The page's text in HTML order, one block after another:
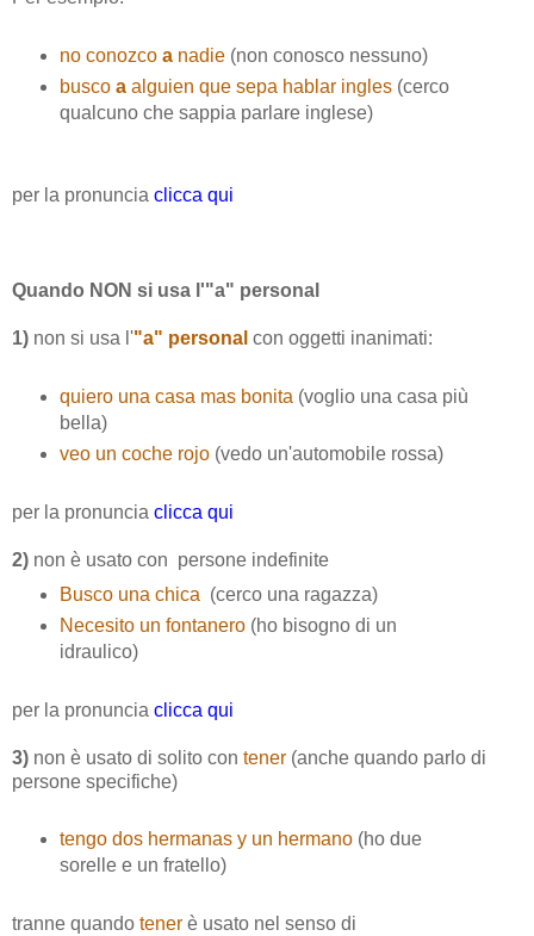
no conozco anadie(non conosco nessuno)
busco aalguien que sepa hablar ingles(cerco
qualcuno che sappia parlare inglese)
per la pronuncia clicca qui
Quando NON si usa l'"a" personal
1) non si usa l'"a" personal con oggetti inanimati:
quiero una casa mas bonita (voglio una casa più
bella)
veo un coche rojo(vedo un'automobile rossa)
per la pronuncia clicca qui
2) non è usato con persone indefinite
Busco una chica (cerco una ragazza)
Necesito un fontanero(ho bisogno di un
idraulico)
per la pronuncia clicca qui
3) non è usato di solito con tener (anche quando parlo di
persone specifiche)
tengo dos hermanas y un hermano(ho due
sorelle e un fratello)
tranne quando tener è usato nel senso di